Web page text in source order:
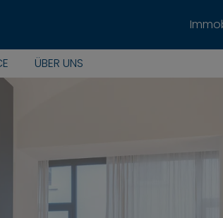
ÜBER UNS